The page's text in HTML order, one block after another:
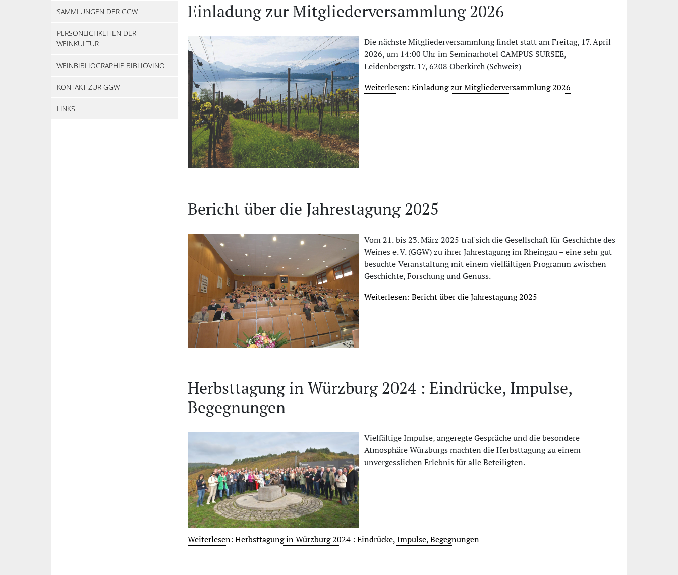
SAMMLUNGEN DER GGW
PERSÖNLICHKEITEN DER
WEINKULTUR
WEINBIBLIOGRAPHIE BIBLIOVINO
KONTAKT ZUR GGW
LINKS
Einladung zur Mitgliederversammlung 2026
Die nächste Mitgliederversammlung findet statt am Freitag, 17. April
2026, um 14:00 Uhr im Seminarhotel CAMPUS SURSEE,
Leidenbergstr. 17, 6208 Oberkirch (Schweiz)
Weiterlesen: Einladung zur Mitgliederversammlung 2026
Bericht über die Jahrestagung 2025
Vom 21. bis 23. März 2025 traf sich die Gesellschaft für Geschichte des
Weines e. V. (GGW) zu ihrer Jahrestagung im Rheingau – eine sehr gut
besuchte Veranstaltung mit einem vielfältigen Programm zwischen
Geschichte, Forschung und Genuss.
Weiterlesen: Bericht über die Jahrestagung 2025
Herbsttagung in Würzburg 2024 : Eindrücke, Impulse,
Begegnungen
Vielfältige Impulse, angeregte Gespräche und die besondere
Atmosphäre Würzburgs machten die Herbsttagung zu einem
unvergesslichen Erlebnis für alle Beteiligten.
Weiterlesen: Herbsttagung in Würzburg 2024 : Eindrücke, Impulse, Begegnungen